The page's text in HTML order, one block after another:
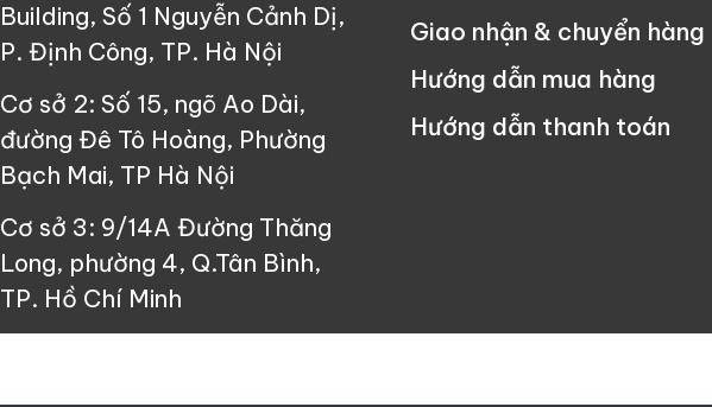
Building, Số 1 Nguyễn Cảnh Dị,
P. Định Công, TP. Hà Nội
Cơ sở 2: Số 15, ngõ Ao Dài,
đường Đê Tô Hoàng, Phường
Bạch Mai, TP Hà Nội
Cơ sở 3: 9/14A Đường Thăng
Long, phường 4, Q.Tân Bình,
TP. Hồ Chí Minh
Giao nhận & chuyển hàng
Hướng dẫn mua hàng
Hướng dẫn thanh toán